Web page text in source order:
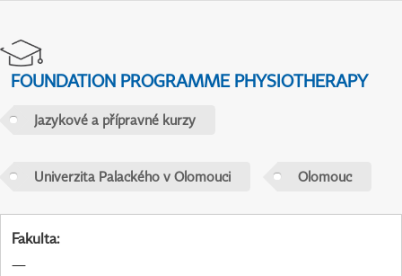
FOUNDATION PROGRAMME PHYSIOTHERAPY
Jazykové a přípravné kurzy
Univerzita Palackého v Olomouci Olomouc
Fakulta:
—